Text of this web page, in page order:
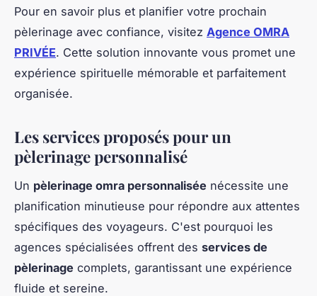
Pour en savoir plus et planifier votre prochain
pèlerinage avec confiance, visitez Agence OMRA
PRIVÉE. Cette solution innovante vous promet une
expérience spirituelle mémorable et parfaitement
organisée.
Les services proposés pour un
pèlerinage personnalisé
Un pèlerinage omra personnalisée nécessite une
planification minutieuse pour répondre aux attentes
spécifiques des voyageurs. C'est pourquoi les
agences spécialisées offrent des services de
pèlerinage complets, garantissant une expérience
fluide et sereine.